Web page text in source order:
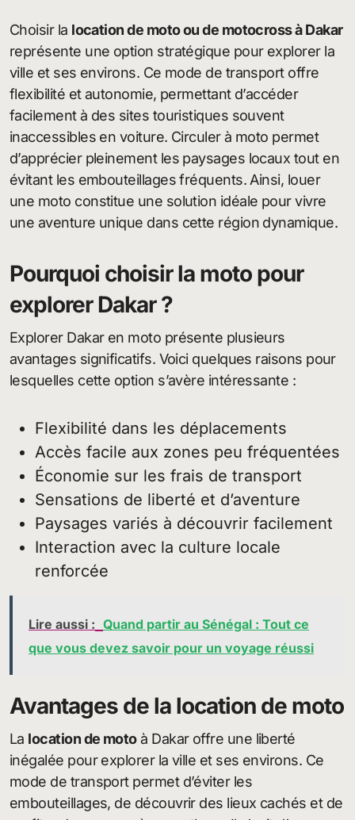
Choisir la location de moto ou de motocross à Dakar
représente une option stratégique pour explorer la
ville et ses environs. Ce mode de transport offre
flexibilité et autonomie, permettant d’accéder
facilement à des sites touristiques souvent
inaccessibles en voiture. Circuler à moto permet
d’apprécier pleinement les paysages locaux tout en
évitant les embouteillages fréquents. Ainsi, louer
une moto constitue une solution idéale pour vivre
une aventure unique dans cette région dynamique.
Pourquoi choisir la moto pour
explorer Dakar ?
Explorer Dakar en moto présente plusieurs
avantages significatifs. Voici quelques raisons pour
lesquelles cette option s’avère intéressante :
Flexibilité dans les déplacements
Accès facile aux zones peu fréquentées
Économie sur les frais de transport
Sensations de liberté et d’aventure
Paysages variés à découvrir facilement
Interaction avec la culture locale
renforcée
Lire aussi : Quand partir au Sénégal : Tout ce
que vous devez savoir pour un voyage réussi
Avantages de la location de moto
La location de motoà Dakar offre une liberté
inégalée pour explorer la ville et ses environs. Ce
mode de transport permet d’éviter les
embouteillages, de découvrir des lieux cachés et de